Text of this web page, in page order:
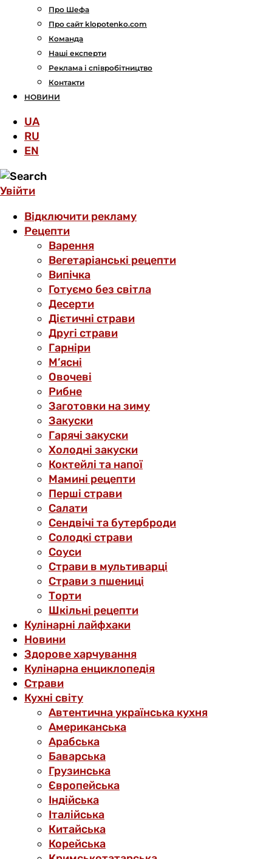
Про Шефа
Про сайт klopotenko.com
Команда
Наші експерти
Реклама і співробітництво
Контакти
НОВИНИ
UA
RU
EN
Увійти
Відключити рекламу
Рецепти
Варення
Вегетаріанські рецепти
Випічка
Готуємо без світла
Десерти
Дієтичні страви
Другі страви
Гарніри
М’ясні
Овочеві
Рибне
Заготовки на зиму
Закуски
Гарячі закуски
Холодні закуски
Коктейлі та напої
Мамині рецепти
Перші страви
Салати
Сендвічі та бутерброди
Солодкі страви
Соуси
Страви в мультиварці
Страви з пшениці
Торти
Шкільні рецепти
Кулінарні лайфхаки
Новини
Здорове харчування
Кулінарна енциклопедія
Страви
Кухні світу
Автентична українська кухня
Американська
Арабська
Баварська
Грузинська
Європейська
Індійська
Італійська
Китайська
Корейська